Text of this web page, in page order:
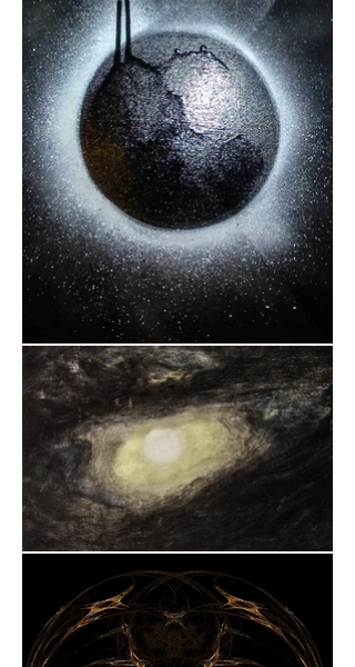
L’artiste entretient un rapport
particulier avec les cercles, depuis
sa jeunesse. Un attrait explicable
par la fascination de celui-ci envers
les astres et les planètes,
marqueurs d’un quotidien ritualisé
et spirituel.